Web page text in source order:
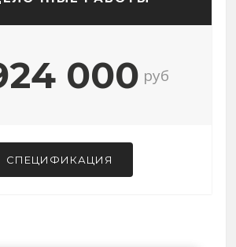
000 руб
СПЕЦИФИКАЦИЯ